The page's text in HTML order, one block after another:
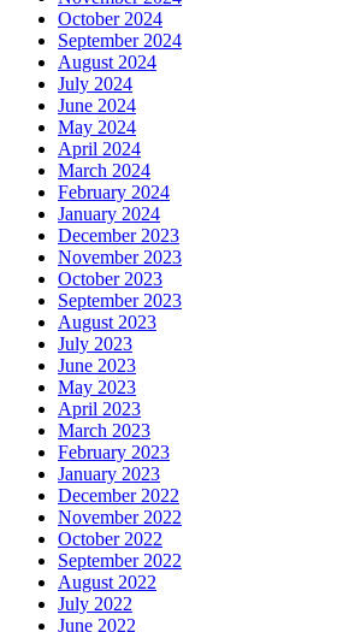
October 2024
September 2024
August 2024
July 2024
June 2024
May 2024
April 2024
March 2024
February 2024
January 2024
December 2023
November 2023
October 2023
September 2023
August 2023
July 2023
June 2023
May 2023
April 2023
March 2023
February 2023
January 2023
December 2022
November 2022
October 2022
September 2022
August 2022
July 2022
June 2022